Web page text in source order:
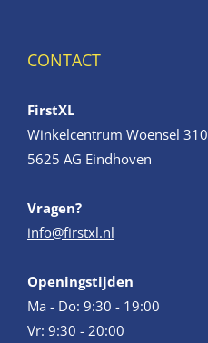
CONTACT
FirstXL
Winkelcentrum Woensel 310
5625 AG Eindhoven
Vragen?
info@firstxl.nl
Openingstijden
Ma - Do: 9:30 - 19:00
Vr: 9:30 - 20:00